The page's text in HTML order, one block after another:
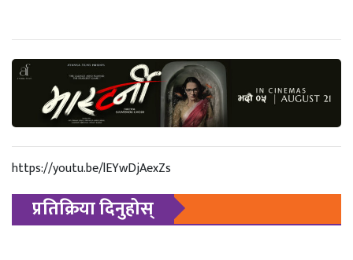
https://youtu.be/lEYwDjAexZs
प्रतिक्रिया दिनुहोस्